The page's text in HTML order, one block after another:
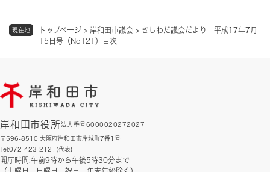
現在地 トップページ > 岸和田市議会 > きしわだ議会だより 平成17年7月
15日号（No121）目次
岸和田市役所法人番号6000020272027
〒596-8510 大阪府岸和田市岸城町7番1号
Tel:072-423-2121(代表)
開庁時間:午前9時から午後5時30分まで